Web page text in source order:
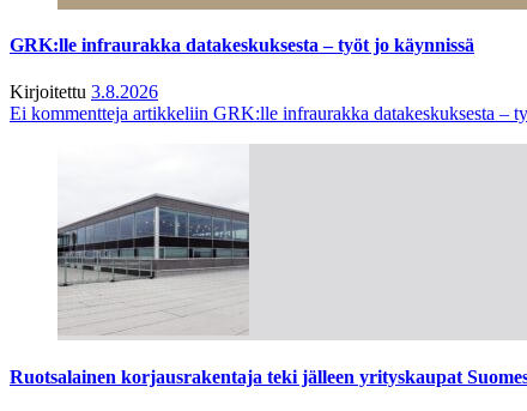
GRK:lle infraurakka datakeskuksesta – työt jo käynnissä
Kirjoitettu 3.8.2026
Ei kommentteja artikkeliin GRK:lle infraurakka datakeskuksesta –
Ruotsalainen korjausrakentaja teki jälleen yrityskaupat